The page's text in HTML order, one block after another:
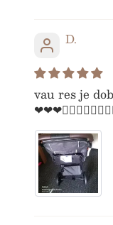
D.
vau res je